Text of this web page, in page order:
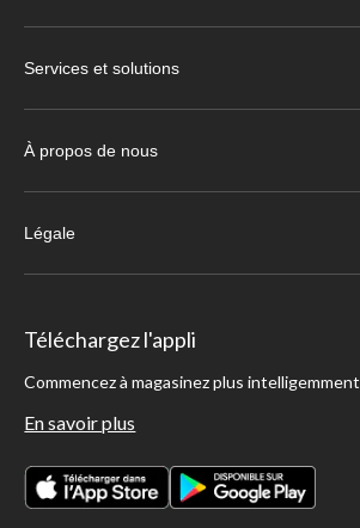
Services et solutions
À propos de nous
Légale
Téléchargez l'appli
Commencez à magasinez plus intelligemment
En savoir plus